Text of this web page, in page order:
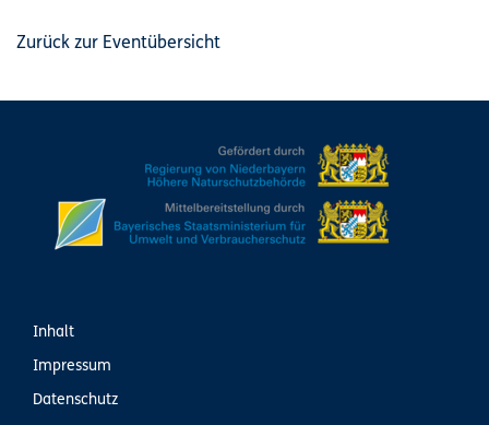
Zurück zur Eventübersicht
Inhalt
Impressum
Datenschutz